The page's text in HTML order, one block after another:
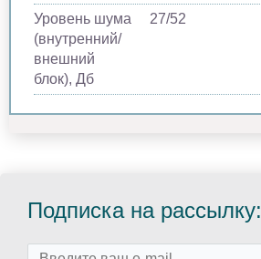
Уровень шума
(внутренний/
внешний
блок), Дб
27/52
Подписка на рассылку: